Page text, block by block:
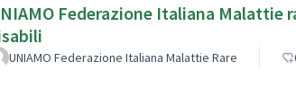
Federazione Italiana Malattie
UNIAMO Federazione Italiana Malattie Rare